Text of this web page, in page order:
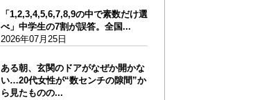
「1,2,3,4,5,6,7,8,9の中で素数だけ選
べ」中学生の7割が誤答。全国...
2026年07月25日
ある朝、玄関のドアがなぜか開かな
い…20代女性が“数センチの隙間”か
ら見たものの...